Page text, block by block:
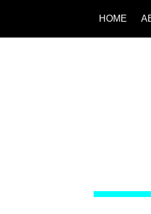
HOME